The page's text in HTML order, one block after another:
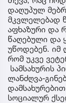
დაღუპულ
მკვლელებად
აფხაზური და
წაღებული და
უწოდებენ. იმ
რომ უკვე
სამსახურის
ლანძღვა-
სოციალურ